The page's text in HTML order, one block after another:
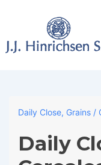
Main
Daily Close, Grains /
Daily